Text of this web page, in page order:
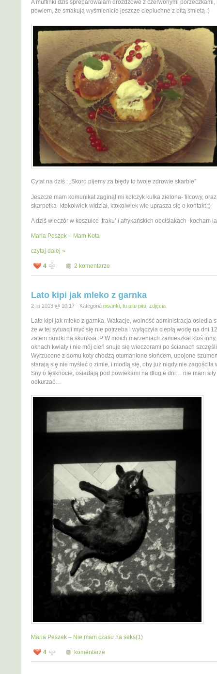
A muffinki dziś spreparowałam drożdżowe z czerwonymi
powiem, że smakują wyśmienicie jeszcze ciepluchne z bitą śmietą :)
Cytat na dziś : „Skoro pijemy za błędy to twoje zdrowie skarbie”
Jeszcze mam komunikat zaginął mi kolczyk kulka zielona- filcowy,
skarpetka- ktokolwiek widział, ktokolwiek wie uprasza się o kontakt ;)
A dziś wieczór w koszulce ,fraku’ i afrykańskich obciślakach -kocham
Maria Peszek – Mam Kota
czytaj dalej »
4 2 komentarze
Lato kipi jak mleko z garnka
2 lip 2013 @ 10:17 · Kategoria pisanki, tu pitu pitu zdjęcia
Lato kipi jak mleko z garnka. Wakacje, wolność administracja osiedla
że w tej sytuacji myć się nie potrzeba i wyłączyła ciepłą wodę na dni
zatem randki na skunksa :P W moich marzeniach zamieszkał ktoś inny,
oknach kwiaty i nie mój cień snuje się wieczorami po ścianach
Wyrzucone z domu koty chodzą otumanione słońcem, upojone
starają się nie myśleć o zimie, i modlą się, oby już nigdy nie zagościła
Sny o tęsknocie, osiadają pod powiekami na długie dni… nie mam
odkurzać…
Maria Peszek – Nie mam czasu na seks(1)
4 komentarze